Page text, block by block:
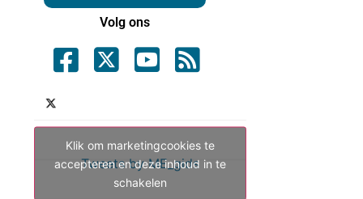
Volg ons
Tweets by ME_gids
Klik om marketingcookies te
accepteren en deze inhoud in te
schakelen